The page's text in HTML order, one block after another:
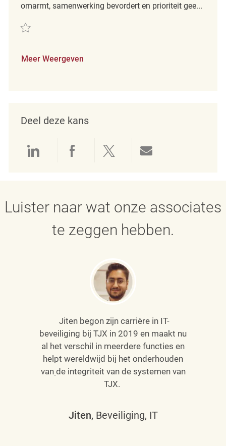
omarmt, samenwerking bevordert en prioriteit gee...
Redden Sales Associate REQ142964
Meer Weergeven
Deel deze kans
Delen via LinkedIn
Delen via Facebook
Delen via twitter
Luister naar wat onze associates
te zeggen hebben.
Jiten begon zijn carrière in IT-
beveiliging bij TJX in 2019 en maakt nu
al het verschil in meerdere functies en
helpt wereldwijd bij het onderhouden
van de integriteit van de systemen van
TJX.
Jiten, Beveiliging, IT